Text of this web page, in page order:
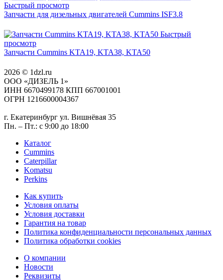
Быстрый просмотр
Запчасти для дизельных двигателей Cummins ISF3.8
Быстрый
просмотр
Запчасти Cummins KTA19, KTA38, KTA50
2026 © 1dzl.ru
ООО «ДИЗЕЛЬ 1»
ИНН 6670499178 КПП 667001001
ОГРН 1216600004367
г. Екатеринбург ул. Вишнёвая 35
Пн. – Пт.: с 9:00 до 18:00
Каталог
Cummins
Caterpillar
Komatsu
Perkins
Как купить
Условия оплаты
Условия доставки
Гарантия на товар
Политика конфиденциальности персональных данных
Политика обработки cookies
О компании
Новости
Реквизиты